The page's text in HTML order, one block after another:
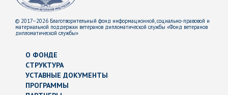
© 2017–2026 Благотворительный фонд информационной, социально-правовой и
материальной поддержки ветеранов дипломатической службы «Фонд ветеранов
дипломатической службы»
О ФОНДЕ
СТРУКТУРА
УСТАВНЫЕ ДОКУМЕНТЫ
ПРОГРАММЫ